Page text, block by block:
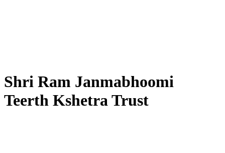
Shri Ram Janmabhoomi
Teerth Kshetra Trust